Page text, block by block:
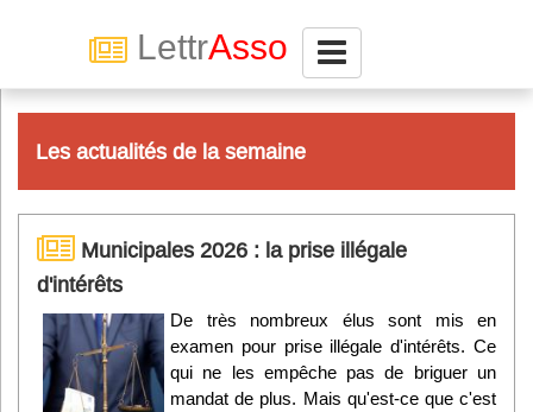
LettrAsso
Abonnez-vous à LettrAsso
Menu général
ServiceAsso
Partager
Les actualités de la semaine
Municipales 2026 : la prise illégale
d'intérêts
De très nombreux élus sont mis en
examen pour prise illégale d'intérêts. Ce
qui ne les empêche pas de briguer un
mandat de plus. Mais qu'est-ce que c'est